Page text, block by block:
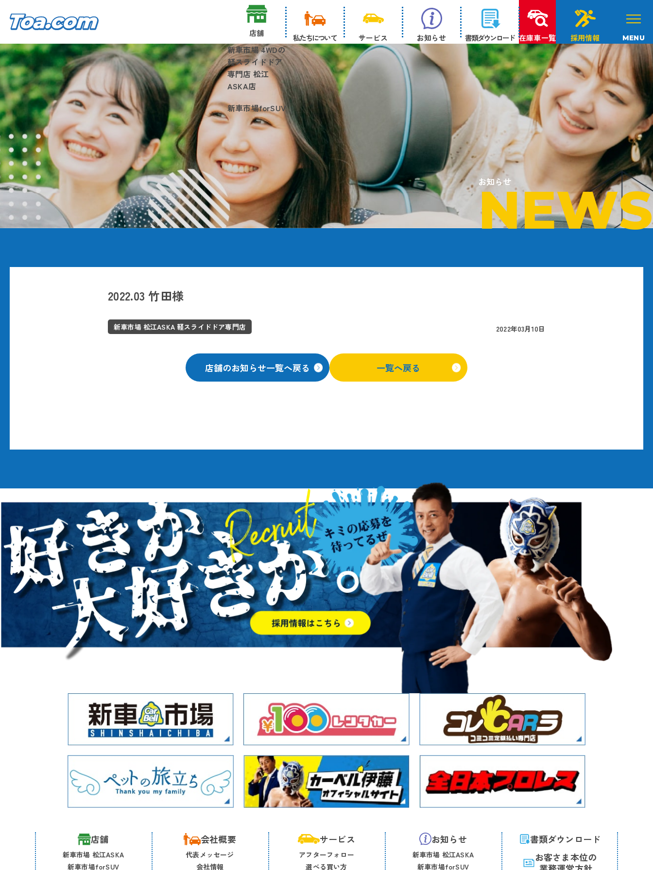
店舗
新車市場 4WDの
軽スライドドア
専門店 松江
ASKA店
新車市場forSUV
私たちについて サービス お知らせ 書類ダウンロード 在庫車一覧 採用情報 MENU
お知らせ
NEWS
2022.03 竹田様
新車市場 松江ASKA 軽スライドドア専門店 2022年03月10日
店舗のお知らせ一覧へ戻る 一覧へ戻る
店舗
新車市場 松江ASKA
新車市場forSUV
会社概要
代表メッセージ
会社情報
サービス
アフターフォロー
選べる買い方
お知らせ
新車市場 松江ASKA
新車市場forSUV
書類ダウンロード
お客さま本位の